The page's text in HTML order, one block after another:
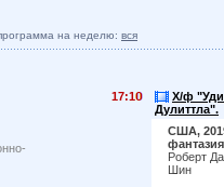
на неделю: вся
17:1
Х/ф
Дулиттла".
США,
фантазия
Роберт
Шин